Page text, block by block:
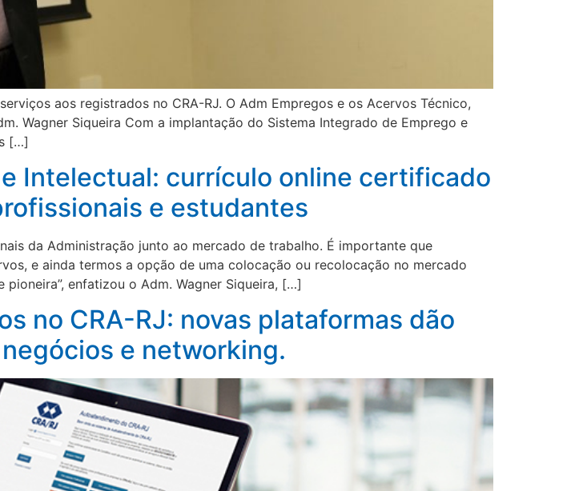
aos registrados no CRA-RJ. O Adm Empregos e os Acervos Técnico,
Wagner Siqueira Com a implantação do Sistema Integrado de Emprego e
[…]
Intelectual: currículo online certificado
e estudantes
da Administração junto ao mercado de trabalho. É importante que
e ainda termos a opção de uma colocação ou recolocação no mercado
enfatizou o Adm. Wagner Siqueira, […]
no CRA-RJ: novas plataformas dão
e networking.